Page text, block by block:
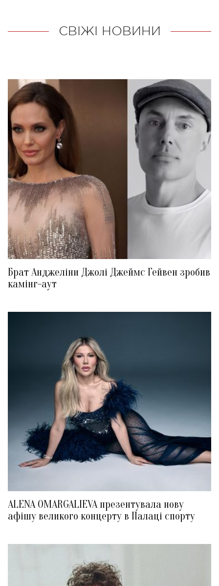
СВІЖІ НОВИНИ
Брат Анджеліни Джолі Джеймс Гейвен зробив
камінг-аут
ALENA OMARGALIEVA презентувала нову
афішу великого концерту в Палаці спорту